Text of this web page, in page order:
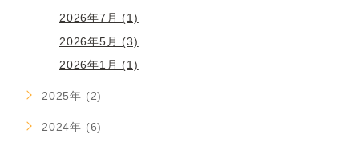
2026年7月 (1)
2026年5月 (3)
2026年1月 (1)
2025年 (2)
2024年 (6)